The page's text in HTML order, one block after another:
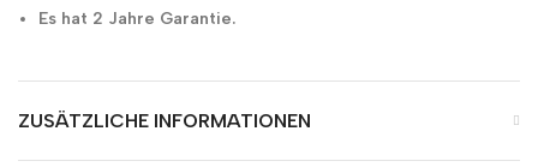
Es hat 2 Jahre Garantie.
ZUSÄTZLICHE INFORMATIONEN